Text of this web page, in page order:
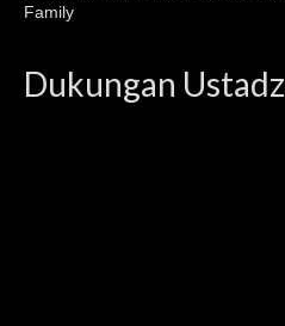
Family
Dukungan Ustadz